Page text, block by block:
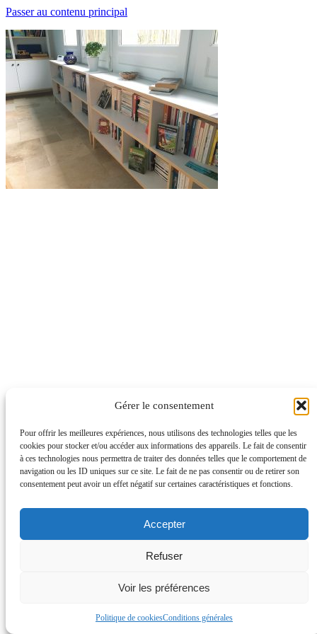
Gérer le consentement
Pour offrir les meilleures expériences, nous utilisons des technologies telles que les
cookies pour stocker et/ou accéder aux informations des appareils. Le fait de consentir
à ces technologies nous permettra de traiter des données telles que le comportement de
navigation ou les ID uniques sur ce site. Le fait de ne pas consentir ou de retirer son
consentement peut avoir un effet négatif sur certaines caractéristiques et fonctions.
Accepter
Refuser
Voir les préférences
Politique de cookiesConditions générales
Passer au contenu principal